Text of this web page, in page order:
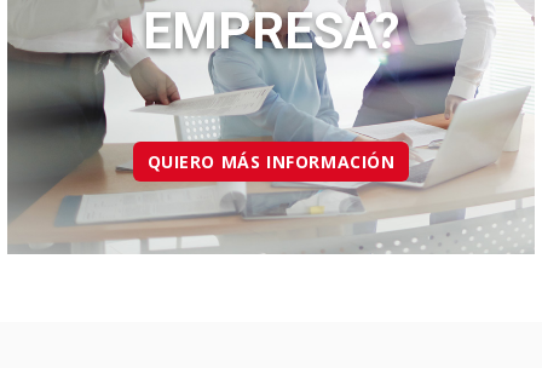
EMPRESA?
QUIERO MÁS INFORMACIÓN